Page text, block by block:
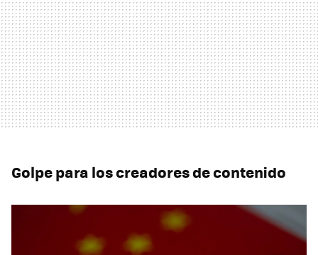
Golpe para los creadores de contenido